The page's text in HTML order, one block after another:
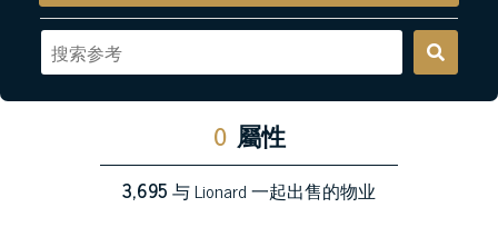
0 屬性
3,695与 Lionard 一起出售的物业